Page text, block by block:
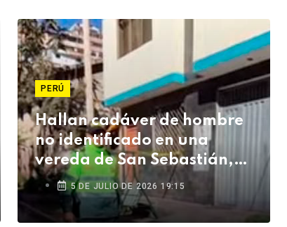
PERÚ
Hallan cadáver de hombre
no identificado en una
vereda de San Sebastián,
Cusco5 DE JULIO DE 2026 19:15